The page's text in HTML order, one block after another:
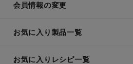
会員情報の変更
お気に入り製品一覧
お気に入りレシピ一覧